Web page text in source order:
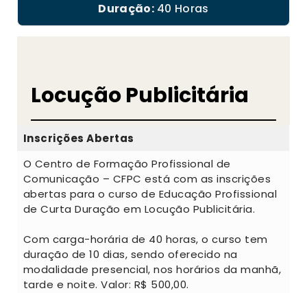
Duração:40 Horas
Locução Publicitária
Inscrições Abertas
O Centro de Formação Profissional de
Comunicação – CFPC está com as inscrições
abertas para o curso de Educação Profissional
de Curta Duração em Locução Publicitária.
Com carga-horária de 40 horas, o curso tem
duração de 10 dias, sendo oferecido na
modalidade presencial, nos horários da manhã,
tarde e noite. Valor: R$ 500,00.